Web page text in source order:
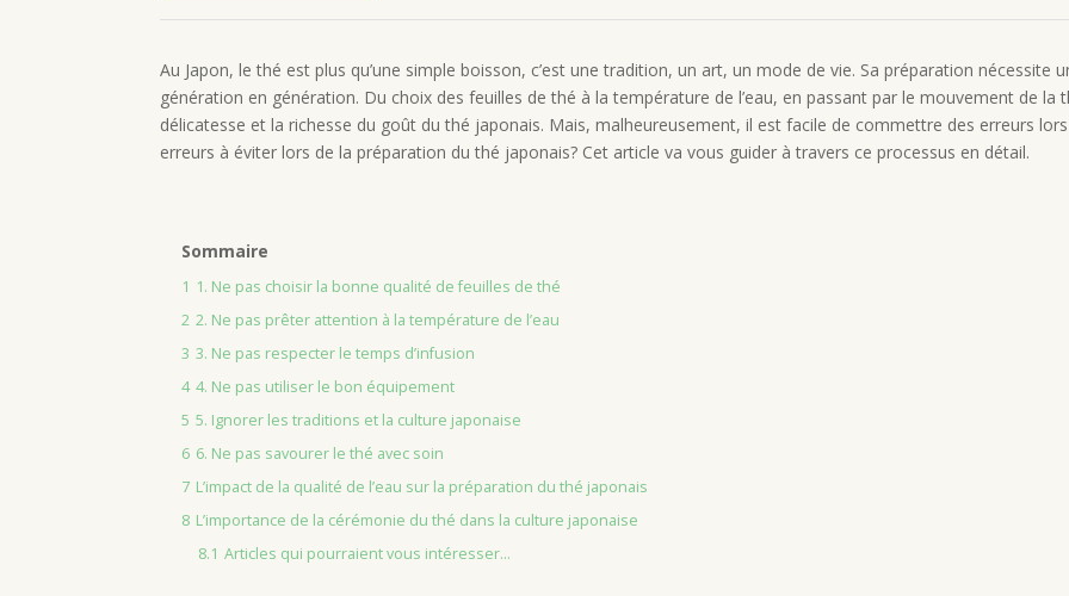
Au Japon, le thé est plus qu’une simple boisson, c’est une tradition, un art, un mode de vie. Sa préparation
génération en génération. Du choix des feuilles de thé à la température de l’eau, en passant par le mouvement de
délicatesse et la richesse du goût du thé japonais. Mais, malheureusement, il est facile de commettre des erreurs
erreurs à éviter lors de la préparation du thé japonais? Cet article va vous guider à travers ce processus en détail.
Sommaire
1 1. Ne pas choisir la bonne qualité de feuilles de thé
2 2. Ne pas prêter attention à la température de l’eau
3 3. Ne pas respecter le temps d’infusion
4 4. Ne pas utiliser le bon équipement
5 5. Ignorer les traditions et la culture japonaise
6 6. Ne pas savourer le thé avec soin
7 L’impact de la qualité de l’eau sur la préparation du thé japonais
8 L’importance de la cérémonie du thé dans la culture japonaise
8.1 Articles qui pourraient vous intéresser...